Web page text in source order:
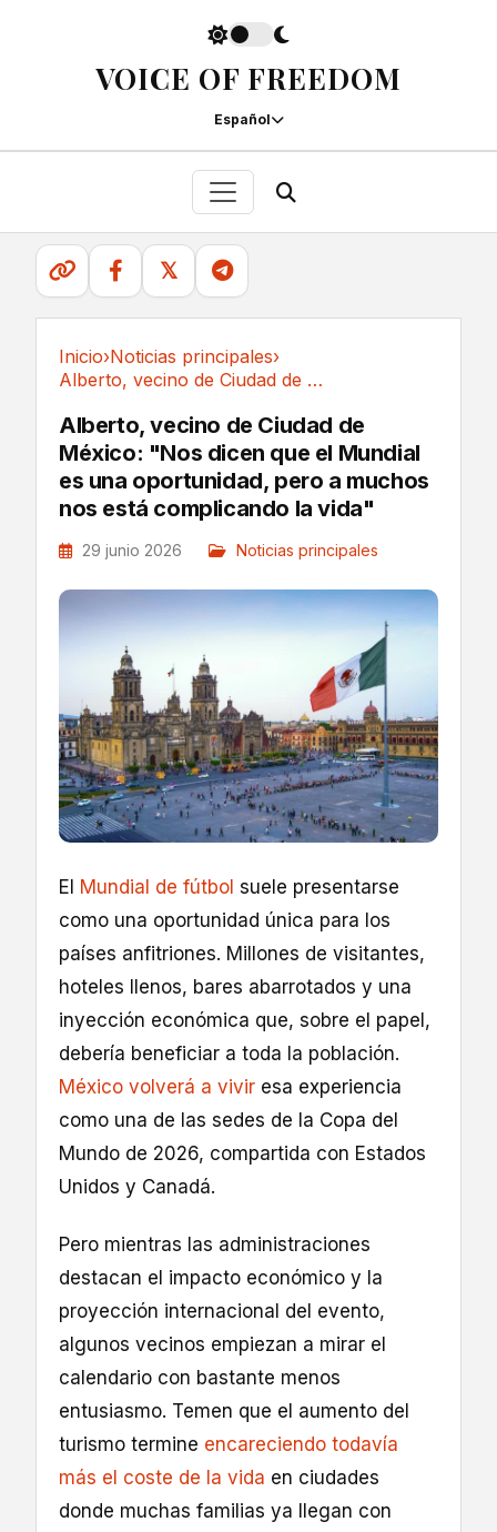
VOICE OF FREEDOM
Español
𝕏
Inicio›Noticias principales›
Alberto, vecino de Ciudad de México: "Nos...
Alberto, vecino de Ciudad de
México: "Nos dicen que el Mundial
es una oportunidad, pero a muchos
nos está complicando la vida"
29 junio 2026 Noticias principales
El Mundial de fútbol suele presentarse
como una oportunidad única para los
países anfitriones. Millones de visitantes,
hoteles llenos, bares abarrotados y una
inyección económica que, sobre el papel,
debería beneficiar a toda la población.
México volverá a vivir esa experiencia
como una de las sedes de la Copa del
Mundo de 2026, compartida con Estados
Unidos y Canadá.
Pero mientras las administraciones
destacan el impacto económico y la
proyección internacional del evento,
algunos vecinos empiezan a mirar el
calendario con bastante menos
entusiasmo. Temen que el aumento del
turismo termine encareciendo todavía
más el coste de la vida en ciudades
donde muchas familias ya llegan con